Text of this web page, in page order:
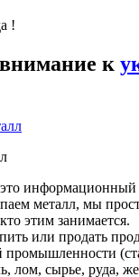
!
к
металл, мы
этим занимается.
или продать
лом, сырье, руда,